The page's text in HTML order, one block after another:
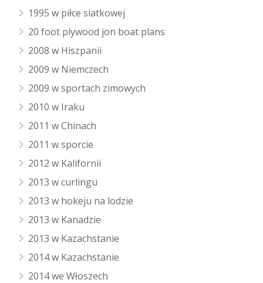
1995 w piłce siatkowej
20 foot plywood jon boat plans
2008 w Hiszpanii
2009 w Niemczech
2009 w sportach zimowych
2010 w Iraku
2011 w Chinach
2011 w sporcie
2012 w Kalifornii
2013 w curlingu
2013 w hokeju na lodzie
2013 w Kanadzie
2013 w Kazachstanie
2014 w Kazachstanie
2014 we Włoszech